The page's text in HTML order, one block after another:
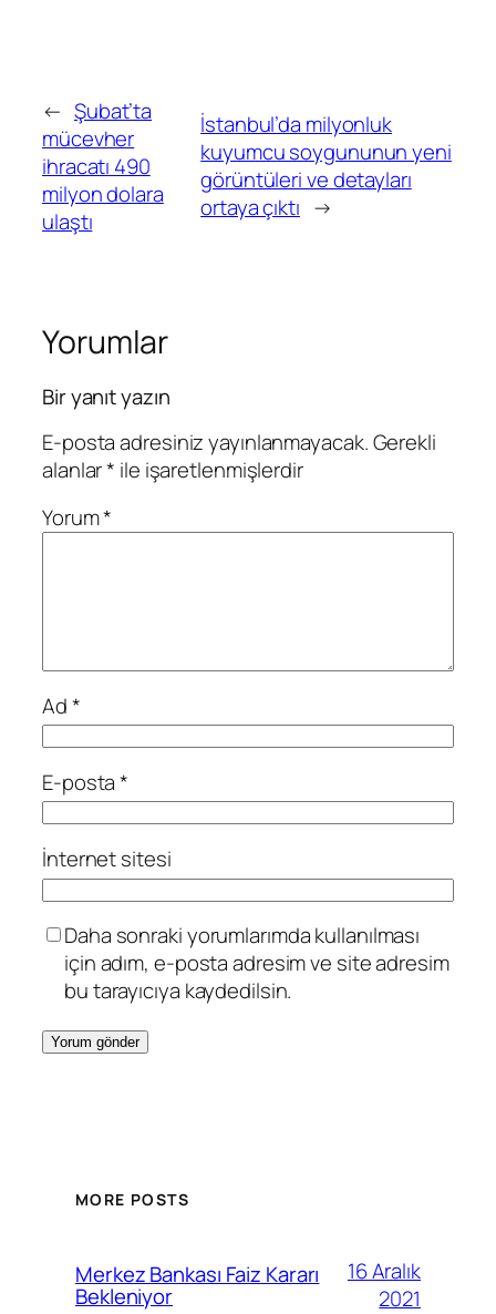
← Şubat’ta
mücevher
ihracatı 490
milyon dolara
ulaştı
İstanbul’da milyonluk
kuyumcu soygununun yeni
görüntüleri ve detayları
ortaya çıktı →
Yorumlar
Bir yanıt yazın
E-posta adresiniz yayınlanmayacak.Gerekli
alanlar* ile işaretlenmişlerdir
Yorum*
Ad*
E-posta*
İnternet sitesi
Daha sonraki yorumlarımda kullanılması
için adım, e-posta adresim ve site adresim
bu tarayıcıya kaydedilsin.
MORE POSTS
Merkez Bankası Faiz Kararı
Bekleniyor
16 Aralık
2021